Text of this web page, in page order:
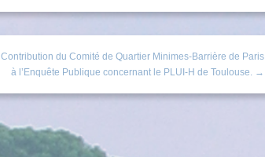
Contribution du Comité de Quartier Minimes-Barrière de Paris
à l’Enquête Publique concernant le PLUI-H de Toulouse. →